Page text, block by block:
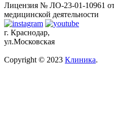
Лицензия № ЛО-23-01-10961
медицинской деятельности
г. Краснодар,
ул.Московская
Copyright © 2023 Клиника.